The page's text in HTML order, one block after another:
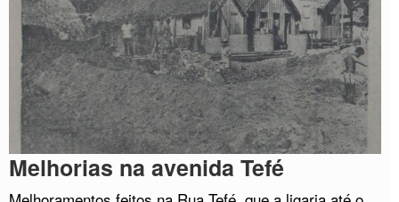
Melhorias na avenida Tefé